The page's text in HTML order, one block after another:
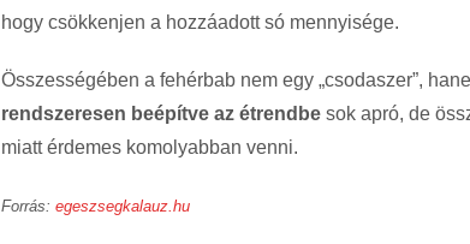
hogy csökkenjen a hozzáadott só mennyisége.
Összességében a fehérbab nem egy „csodaszer”,
rendszeresen beépítve az étrendbe sok apró, de
miatt érdemes komolyabban venni.
Forrás: egeszsegkalauz.hu